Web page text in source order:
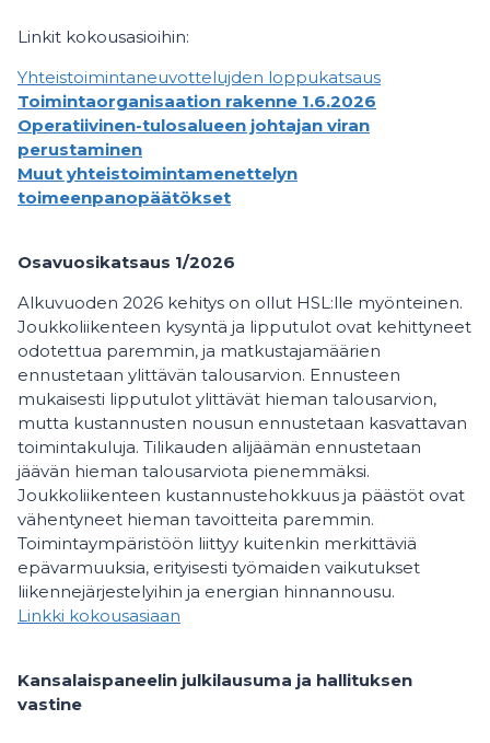
Linkit kokousasioihin:
Yhteistoimintaneuvottelujden loppukatsaus
Toimintaorganisaation rakenne 1.6.2026
Operatiivinen-tulosalueen johtajan viran
perustaminen
Muut yhteistoimintamenettelyn
toimeenpanopäätökset
Osavuosikatsaus 1/2026
Alkuvuoden 2026 kehitys on ollut HSL:lle myönteinen.
Joukkoliikenteen kysyntä ja lipputulot ovat kehittyneet
odotettua paremmin, ja matkustajamäärien
ennustetaan ylittävän talousarvion. Ennusteen
mukaisesti lipputulot ylittävät hieman talousarvion,
mutta kustannusten nousun ennustetaan kasvattavan
toimintakuluja. Tilikauden alijäämän ennustetaan
jäävän hieman talousarviota pienemmäksi.
Joukkoliikenteen kustannustehokkuus ja päästöt ovat
vähentyneet hieman tavoitteita paremmin.
Toimintaympäristöön liittyy kuitenkin merkittäviä
epävarmuuksia, erityisesti työmaiden vaikutukset
liikennejärjestelyihin ja energian hinnannousu.
Linkki kokousasiaan
Kansalaispaneelin julkilausuma ja hallituksen
vastine